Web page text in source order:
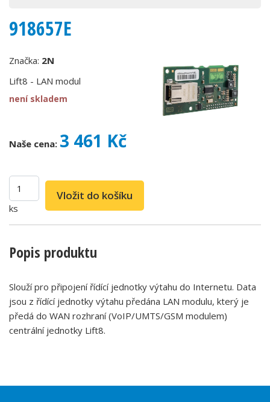
918657E
Značka: 2N
Lift8 - LAN modul
není skladem
Naše cena: 3 461 Kč
ks
Popis produktu
Slouží pro připojení řídící jednotky výtahu do Internetu. Data
jsou z řídící jednotky výtahu předána LAN modulu, který je
předá do WAN rozhraní (VoIP/UMTS/GSM modulem)
centrální jednotky Lift8.